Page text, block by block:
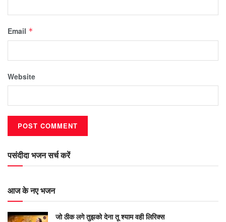
Email *
Website
पसंदीदा भजन सर्च करें
आज के नए भजन
जो ठीक लगे तुझको देना तू श्याम वही लिरिक्स